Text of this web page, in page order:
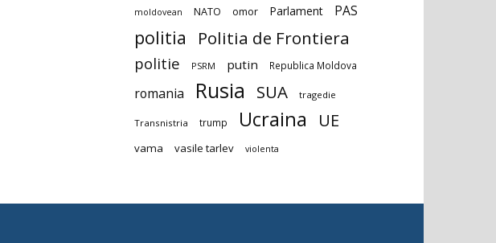
moldovean NATO omor Parlament PAS
politia Politia de Frontiera
politie PSRM putin Republica Moldova
romania Rusia SUA tragedie
Transnistria trump Ucraina UE
vama vasile tarlev violenta